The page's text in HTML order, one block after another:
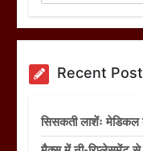
Recent
सिसकती लाशेंः मेडिकल